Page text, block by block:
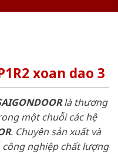
xoan dao 3
là thương
một chuỗi các hệ
. Chuyên sản xuất và
nghiệp chất lượng